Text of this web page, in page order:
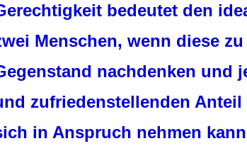
bedeutet den
Menschen, wenn diese
nachdenken und
zufriedenstellenden
in Anspruch nehmen